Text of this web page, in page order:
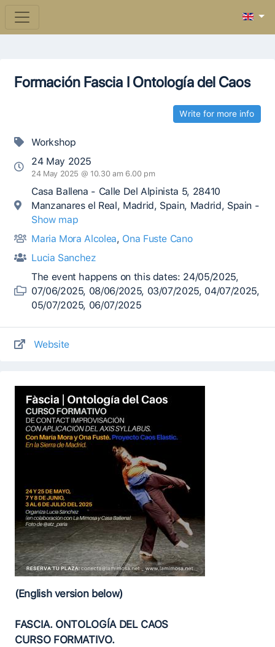
Formación Fascia I Ontología del Caos
Write for more info
Workshop
24 May 2025
24 May 2025 @ 10.30 am 6.00 pm
Casa Ballena - Calle Del Alpinista 5, 28410
Manzanares el Real, Madrid, Spain, Madrid, Spain -
Show map
Maria Mora Alcolea, Ona Fuste Cano
Lucia Sanchez
The event happens on this dates: 24/05/2025,
07/06/2025, 08/06/2025, 03/07/2025, 04/07/2025,
05/07/2025, 06/07/2025
Website
(English version below)
FASCIA. ONTOLOGÍA DEL CAOS
CURSO FORMATIVO.